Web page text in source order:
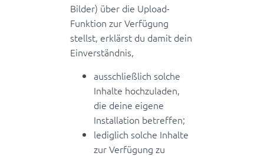
Bilder) über die Upload-
Funktion zur Verfügung
stellst, erklärst du damit dein
Einverständnis,
ausschließlich solche
Inhalte hochzuladen,
die deine eigene
Installation betreffen;
lediglich solche Inhalte
zur Verfügung zu